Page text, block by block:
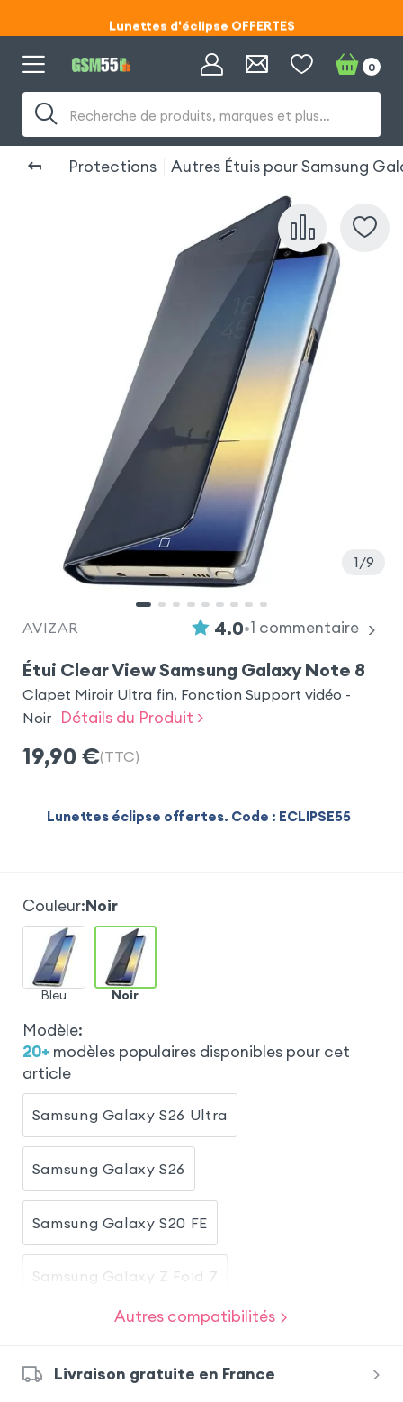
Lunettes d'éclipse OFFERTES
Code ECLIPSE55
Code ECLIPSE55
Recherche de produits, marques et plus…
0
Protections Autres Étuis pour Samsung
1 9
AVIZAR 4.0•1 commentaire
Étui Clear View Samsung Galaxy Note 8
Clapet Miroir Ultra fin, Fonction Support vidéo -
Noir
Détails du Produit >
19,90 €(TTC)
Lunettes éclipse offertes. Code : ECLIPSE55
Couleur:Noir
Bleu Noir
Modèle:
20+ modèles populaires disponibles pour cet
article
Samsung Galaxy S26 Ultra
Samsung Galaxy S26
Samsung Galaxy S20 FE
Samsung Galaxy Z Fold 7
Samsung Galaxy S21 FE
Samsung Galaxy S26 Plus
Autres compatibilités
Livraison gratuite en France